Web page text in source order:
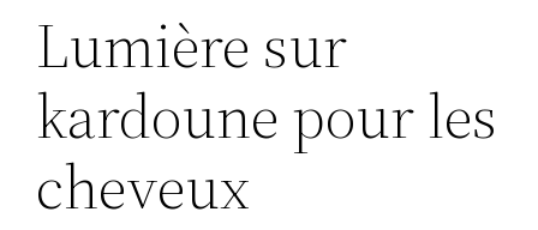
Lumière sur
kardoune pour les
cheveux